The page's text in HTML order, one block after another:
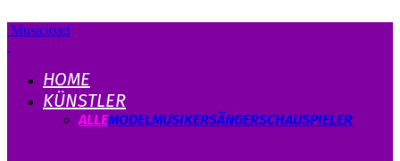
Musicload
HOME
KÜNSTLER
ALLEMODELMUSIKERSÄNGERSCHAUSPIELER